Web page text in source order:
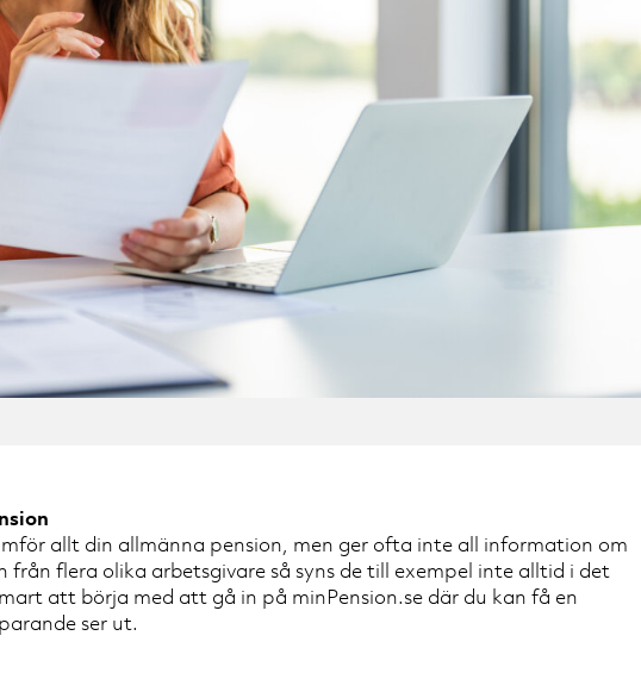
allt din allmänna pension, men ger ofta inte all information om
flera olika arbetsgivare så syns de till exempel inte alltid i det
att börja med att gå in på minPension.se där du kan få en
ser ut.